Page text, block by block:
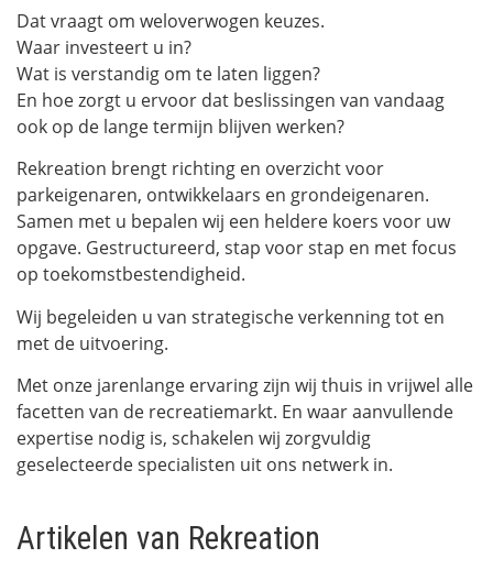
Dat vraagt om weloverwogen keuzes.
Waar investeert u in?
Wat is verstandig om te laten liggen?
En hoe zorgt u ervoor dat beslissingen van vandaag
ook op de lange termijn blijven werken?
Rekreation brengt richting en overzicht voor
parkeigenaren, ontwikkelaars en grondeigenaren.
Samen met u bepalen wij een heldere koers voor uw
opgave. Gestructureerd, stap voor stap en met focus
op toekomstbestendigheid.
Wij begeleiden u van strategische verkenning tot en
met de uitvoering.
Met onze jarenlange ervaring zijn wij thuis in vrijwel alle
facetten van de recreatiemarkt. En waar aanvullende
expertise nodig is, schakelen wij zorgvuldig
geselecteerde specialisten uit ons netwerk in.
Artikelen van Rekreation